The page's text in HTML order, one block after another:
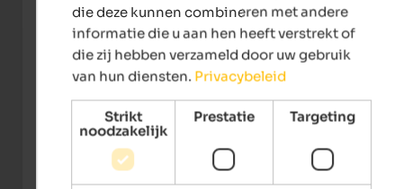
die deze kunnen combineren met andere
informatie die u aan hen heeft verstrekt of
die zij hebben verzameld door uw gebruik
van hun diensten. Privacybeleid
Strikt
noodzakelijk
Prestatie Targeting